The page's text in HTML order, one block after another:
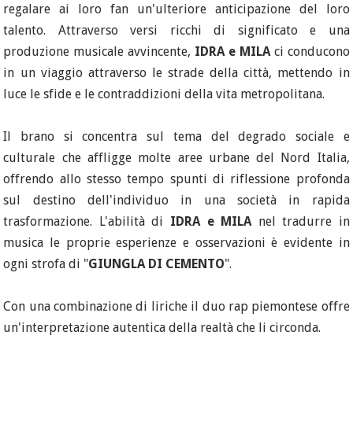
regalare ai loro fan un'ulteriore anticipazione del loro
talento. Attraverso versi ricchi di significato e una
produzione musicale avvincente, IDRA e MILAci conducono
in un viaggio attraverso le strade della città, mettendo in
luce le sfide e le contraddizioni della vita metropolitana.
Il brano si concentra sul tema del degrado sociale e
culturale che affligge molte aree urbane del Nord Italia,
offrendo allo stesso tempo spunti di riflessione profonda
sul destino dell'individuo in una società in rapida
trasformazione. L'abilità di IDRA e MILAnel tradurre in
musica le proprie esperienze e osservazioni è evidente in
ogni strofa di "GIUNGLA DI CEMENTO".
Con una combinazione di liriche il duo rap piemontese offre
un'interpretazione autentica della realtà che li circonda.